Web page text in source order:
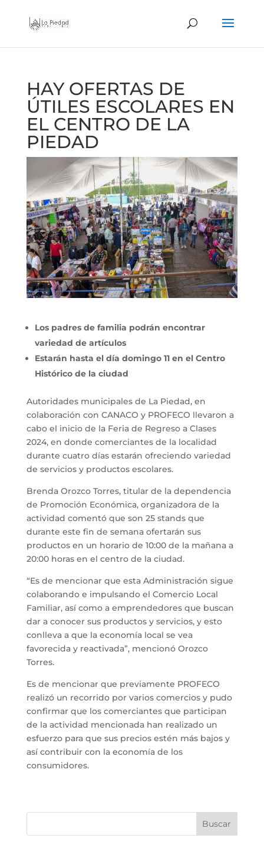
HAY OFERTAS DE
ÚTILES ESCOLARES EN
EL CENTRO DE LA
PIEDAD
Los padres de familia podrán encontrar
variedad de artículos
Estarán hasta el día domingo 11 en el Centro
Histórico de la ciudad
Autoridades municipales de La Piedad, en
colaboración con CANACO y PROFECO llevaron a
cabo el inicio de la Feria de Regreso a Clases
2024, en donde comerciantes de la localidad
durante cuatro días estarán ofreciendo variedad
de servicios y productos escolares.
Brenda Orozco Torres, titular de la dependencia
de Promoción Económica, organizadora de la
actividad comentó que son 25 stands que
durante este fin de semana ofertarán sus
productos en un horario de 10:00 de la mañana a
20:00 horas en el centro de la ciudad.
“Es de mencionar que esta Administración sigue
colaborando e impulsando el Comercio Local
Familiar, así como a emprendedores que buscan
dar a conocer sus productos y servicios, y esto
conlleva a que la economía local se vea
favorecida y reactivada”, mencionó Orozco
Torres.
Es de mencionar que previamente PROFECO
realizó un recorrido por varios comercios y pudo
confirmar que los comerciantes que participan
de la actividad mencionada han realizado un
esfuerzo para que sus precios estén más bajos y
así contribuir con la economía de los
consumidores.